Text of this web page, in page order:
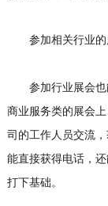
参加相关行业的
参加行业展会也
商业服务类的展会
司的工作人员交流
能直接获得电话，
打下基础。